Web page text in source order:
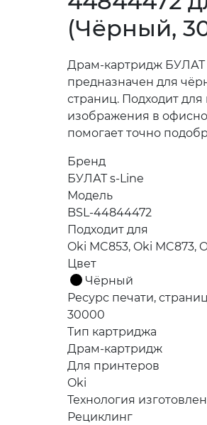
(Чёрный,
Драм-картридж БУЛАТ
предназначен для
страниц. Подходит
изображения в
помогает точно
Бренд
БУЛАТ s-Line
Модель
BSL-44844472
Подходит для
Oki MC853, Oki MC873,
Цвет
Чёрный
Ресурс печати,
30000
Тип картриджа
Драм-картридж
Для принтеров
Oki
Технология
Рециклинг